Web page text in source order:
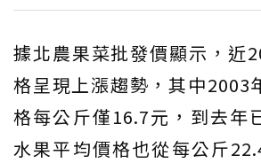
據北農果菜批發價顯示，近
格呈現上漲趨勢，其中2003
格每公斤僅16.7元，到去年
水果平均價格也從每公斤